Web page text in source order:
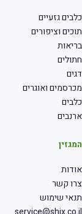
גזעיים
וציפורים
ואוגרים
קשר
שימוש